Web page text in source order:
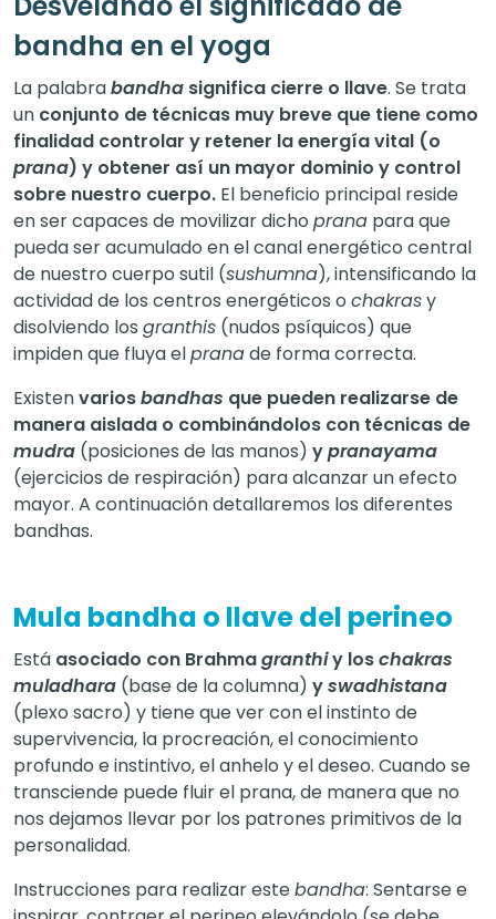
bandha en el yoga
La palabrabandha significa cierre o llave. Se trata
un conjunto de técnicas muy breve que tiene como
finalidad controlar y retener la energía vital (o
prana) y obtener así un mayor dominio y control
sobre nuestro cuerpo. El beneficio principal reside
en ser capaces de movilizar dicho prana para que
pueda ser acumulado en el canal energético central
de nuestro cuerpo sutil (sushumna), intensificando la
actividad de los centros energéticos o chakrasy
disolviendo los granthis (nudos psíquicos) que
impiden que fluya elpranade forma correcta.
Existenvariosbandhas que pueden realizarse de
manera aislada o combinándolos con técnicas de
mudra (posiciones de las manos) ypranayama
(ejercicios de respiración) para alcanzar un efecto
mayor. A continuación detallaremos los diferentes
bandhas.
Mula bandha o llave del perineo
Está asociado con Brahmagranthiy loschakras
muladhara (base de la columna) yswadhistana
(plexo sacro) y tiene que ver con el instinto de
supervivencia, la procreación, el conocimiento
profundo e instintivo, el anhelo y el deseo. Cuando se
transciende puede fluir el prana, de manera que no
nos dejamos llevar por los patrones primitivos de la
personalidad.
Instrucciones para realizar estebandha: Sentarse e